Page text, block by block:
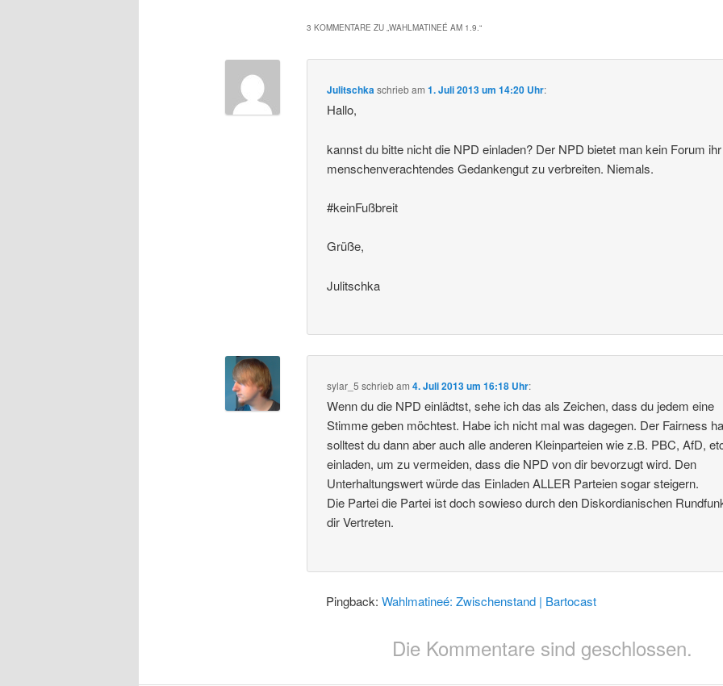
3 KOMMENTARE ZU „WAHLMATINEÉ AM 1.9.“
Julitschkaschriebam1. Juli 2013 um 14:20 Uhr:
Hallo,
kannst du bitte nicht die NPD einladen? Der NPD bietet man kein Forum ihr
menschenverachtendes Gedankengut zu verbreiten. Niemals.
#keinFußbreit
Grüße,
Julitschka
sylar_5 schriebam4. Juli 2013 um 16:18 Uhr:
Wenn du die NPD einlädtst, sehe ich das als Zeichen, dass du jedem eine
Stimme geben möchtest. Habe ich nicht mal was dagegen. Der Fairness
solltest du dann aber auch alle anderen Kleinparteien wie z.B. PBC, AfD,
einladen, um zu vermeiden, dass die NPD von dir bevorzugt wird. Den
Unterhaltungswert würde das Einladen ALLER Parteien sogar steigern.
Die Partei die Partei ist doch sowieso durch den Diskordianischen
dir Vertreten.
Pingback:Wahlmatineé: Zwischenstand | Bartocast
Die Kommentare sind geschlossen.